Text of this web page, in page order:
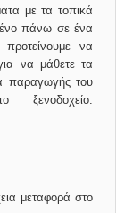
με τα τοπικά
πάνω σε ένα
να
να μάθετε τα
παραγωγής του
μεταφορά στο